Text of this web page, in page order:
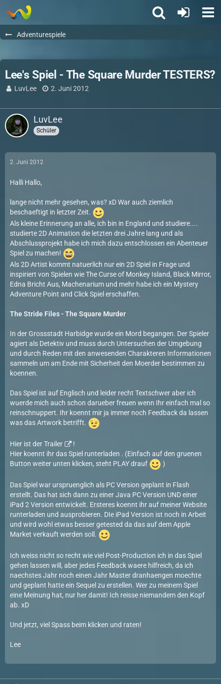
Adventurespiele
Lee's Spiel - The Square Murder TESTERS?
LuvLee 2. Juni 2012
LuvLee
Schüler
2. Juni 2012
Halli Hallo,
lange nicht mehr gesehen, was? xD War auch ziemlich
beschaeftigt in letzter Zeit.
Als kleine Erinnerung an alle, ich bin in England und studiere....
studierte 2D Animation die letzten drei Jahre lang und als
Abschlussprojekt habe ich mich dazu entschlossen ein Abenteuer
Spiel zu machen!
Als 2D Artist kommt natuerlich nur ein 2D Spiel in Frage und
inspiriert von Spielen wie The Curse of Monkey Island, Black Mirror,
Edna Bricht Aus, Machenarium und mehr habe ich ein Mystery
Adventure Point and Click Spiel erschaffen.
The Stride Files - The Square Murder
In der Grossstadt Harbidge wurde ein Mord begangen. Der Spieler
agiert als Detektiv und muss durch Untersuchen der Umgebung
und durch Reden mit den anwesenden Charakteren Informationen
sammeln um am Ende mit Sicherheit den Moerder bestimmen zu
koennen.
Das Spiel ist auf Englisch und leider recht Textschwer aber ich
wuerde mich auch schon darueber freuen wenn Ihr einfach mal so
reinschnuppert. Ihr koennt mir ja immer noch Feedback da lassen
was das Artwork betrifft.
Hier ist derTrailer
!
Hier koennt ihr das Spie runterladen . (Einfach auf den gruenen
Button weiter unten klicken, steht PLAY drauf
)
Das Spiel war urspruenglich als PC Version geplant in Flash
erstellt. Das hat sich dann zu einer Java PC Version UND einer
iPad 2 Version entwickelt. Ersteres koennt ihr auf meiner Website
runterladen und ausprobieren. DIe iPad Version ist noch in Arbeit
und wird wohl etwas besser getested da das auf dem Apple
Market verkauft werden soll.
Ich weiss nicht so recht wie viel Post-Production ich in das Spiel
gehen lassen will, aber jedes Feedback waere hilfreich, da ich
naechstes Jahr noch einen Jahr Master dranhaengen moechte
und geplant hatte ein Sequel zu erstellen. Wer zu meinem Spiel
eine Meinung hat, nur her damit! Ich reisse niemandem den Kopf
ab. xD
Und jetzt, viel Spass beim klicken und raten!
Lee